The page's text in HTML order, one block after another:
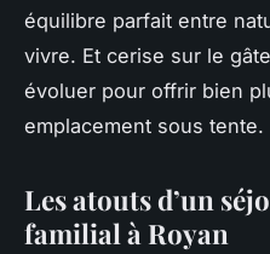
équilibre parfait entre
vivre. Et cerise sur le
évoluer pour offrir bien
emplacement sous tente.
Les atouts d’un
familial à Royan